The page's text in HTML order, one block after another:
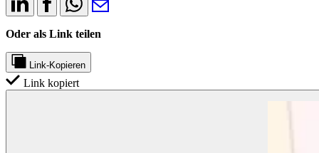
Oder als Link teilen
Link-Kopieren
Link kopiert